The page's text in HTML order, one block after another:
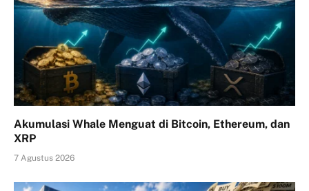
Akumulasi Whale Menguat di Bitcoin, Ethereum, dan
XRP
7 Agustus 2026